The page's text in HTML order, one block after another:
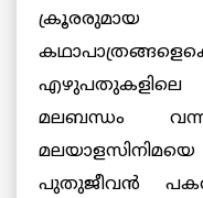
എഴുപതുകളിലെ
മലബന്ധം
പുതുജീവന്‍